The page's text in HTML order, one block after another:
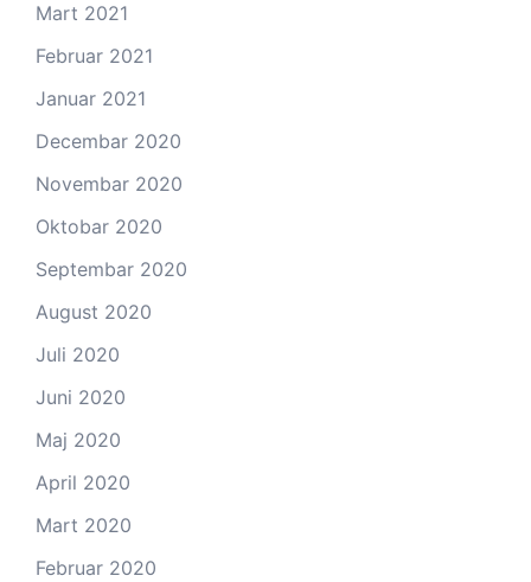
Mart 2021
Februar 2021
Januar 2021
Decembar 2020
Novembar 2020
Oktobar 2020
Septembar 2020
August 2020
Juli 2020
Juni 2020
Maj 2020
April 2020
Mart 2020
Februar 2020